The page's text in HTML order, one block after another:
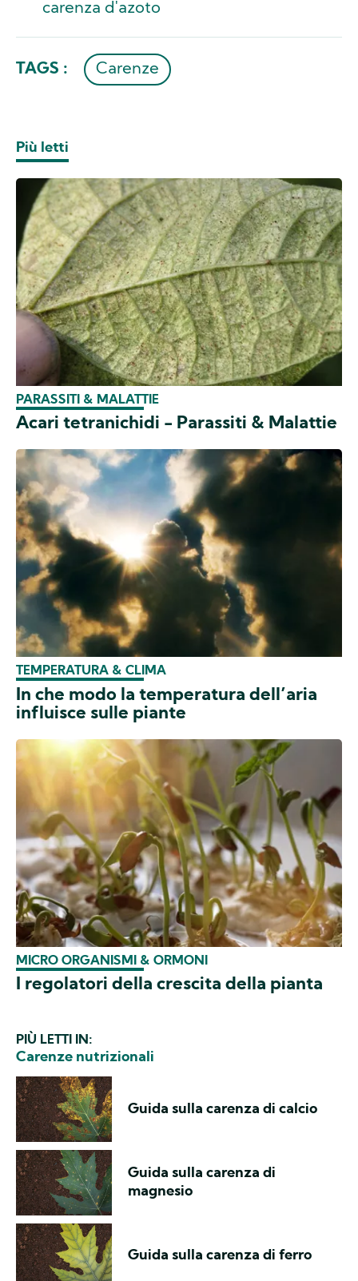
carenza d'azoto
TAGS : Carenze
Più letti
PARASSITI & MALATTIE
Acari tetranichidi - Parassiti & Malattie
TEMPERATURA & CLIMA
In che modo la temperatura dell’aria
influisce sulle piante
MICRO ORGANISMI & ORMONI
I regolatori della crescita della pianta
PIÙ LETTI IN:
Carenze nutrizionali
Guida sulla carenza di calcio
Guida sulla carenza di
magnesio
Guida sulla carenza di ferro